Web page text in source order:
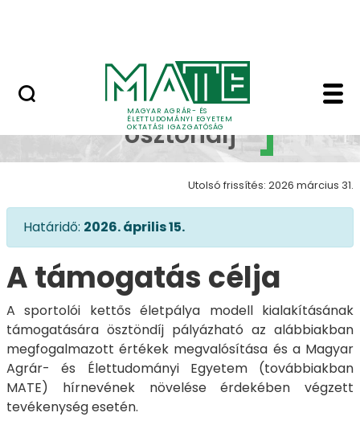
MAGYAR AGRÁR- ÉS
ÉLETTUDOMÁNYI EGYETEM
OKTATÁSI IGAZGATÓSÁG
Élsportolói ösztöndíj
Élsportolói
ösztöndíj
Utolsó frissítés: 2026 március 31.
Határidő: 2026. április 15.
A támogatás célja
A sportolói kettős életpálya modell kialakításának
támogatására ösztöndíj pályázható az alábbiakban
megfogalmazott értékek megvalósítása és a Magyar
Agrár- és Élettudományi Egyetem (továbbiakban
MATE) hírnevének növelése érdekében végzett
tevékenység esetén.